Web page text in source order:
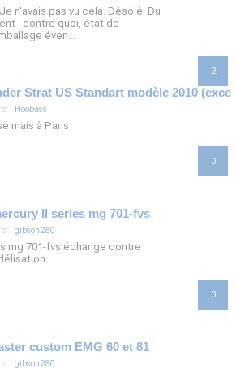
n'avais pas vu cela. Désolé. Du
: contre quoi, état de
éven...
2
· Hoobass
mais à Paris
0
II series mg 701-fvs
· gibson280
mg 701-fvs échange contre
0
custom EMG 60 et 81
· gibson280